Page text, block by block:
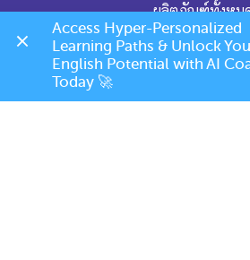
ผลิตภัณฑ์ทั้งหม
คำถามทั่วไป
ข้อกำหนดการเปลี่ยนแปล
เบอร์โทร: (+66)
Access Hyper-Personalized
Learning Paths & Unlock
English Potential with AI
Today 🚀